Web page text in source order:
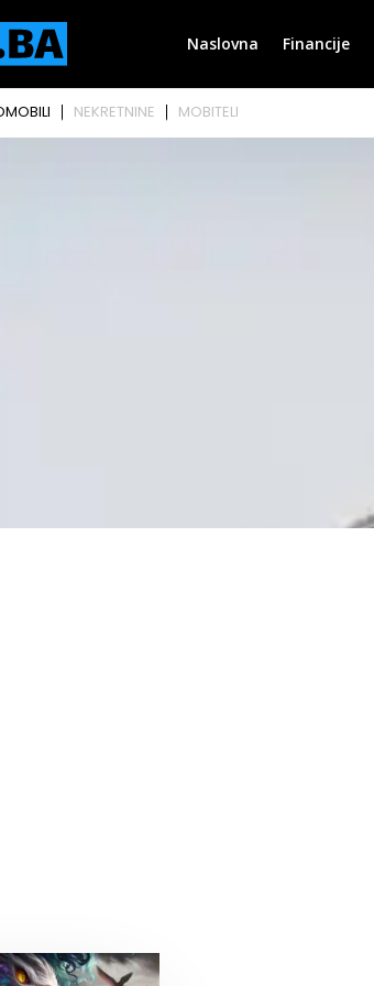
Naslovna Financije